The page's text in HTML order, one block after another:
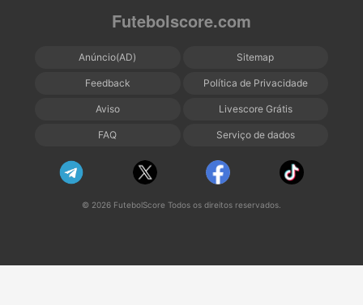
Futebolscore.com
Anúncio(AD) Sitemap
Feedback Política de Privacidade
Aviso Livescore Grátis
FAQ Serviço de dados
© 2026 FutebolScore Todos os direitos reservados.